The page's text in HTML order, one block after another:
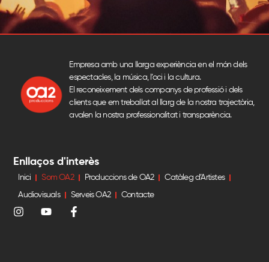
Empresa amb una llarga experiència en el món dels
espectacles, la música, l’oci i la cultura.
El reconeixement dels companys de professió i dels
clients que em treballat al llarg de la nostra trajectòria,
avalen la nostra professionalitat i transparència.
Enllaços d'interès
Inici Som OA2 Produccions de OA2 Catàleg d’Artistes
Audiovisuals Serveis OA2 Contacte